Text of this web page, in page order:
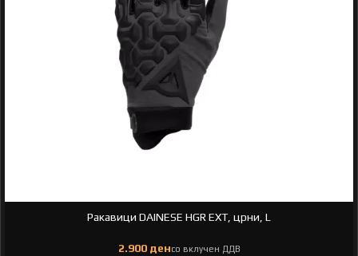
Ракавици DAINESE HGR EXT, црни, L